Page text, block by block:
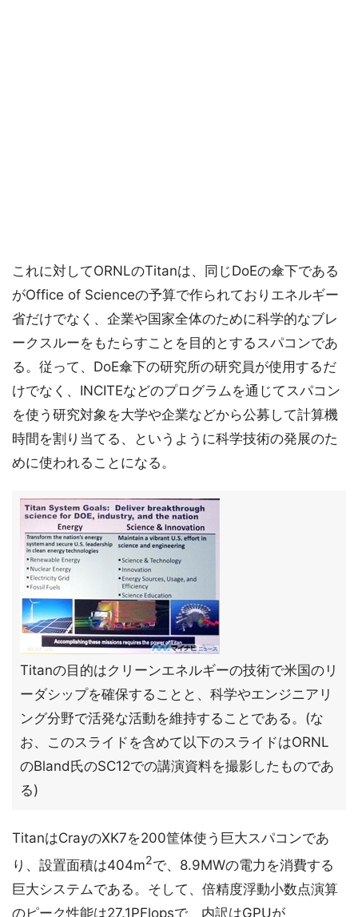
これに対してORNLのTitanは、同じDoEの傘下である
がOffice of Scienceの予算で作られておりエネルギー
省だけでなく、企業や国家全体のために科学的なブレ
ークスルーをもたらすことを目的とするスパコンであ
る。従って、DoE傘下の研究所の研究員が使用するだ
けでなく、INCITEなどのプログラムを通じてスパコン
を使う研究対象を大学や企業などから公募して計算機
時間を割り当てる、というように科学技術の発展のた
めに使われることになる。
Titanの目的はクリーンエネルギーの技術で米国のリ
ーダシップを確保することと、科学やエンジニアリ
ング分野で活発な活動を維持することである。(な
お、このスライドを含めて以下のスライドはORNL
のBland氏のSC12での講演資料を撮影したものであ
る)
TitanはCrayのXK7を200筐体使う巨大スパコンであ
り、設置面積は404m2で、8.9MWの電力を消費する
巨大システムである。そして、倍精度浮動小数点演算
のピーク性能は27.1PFlopsで、内訳はGPUが